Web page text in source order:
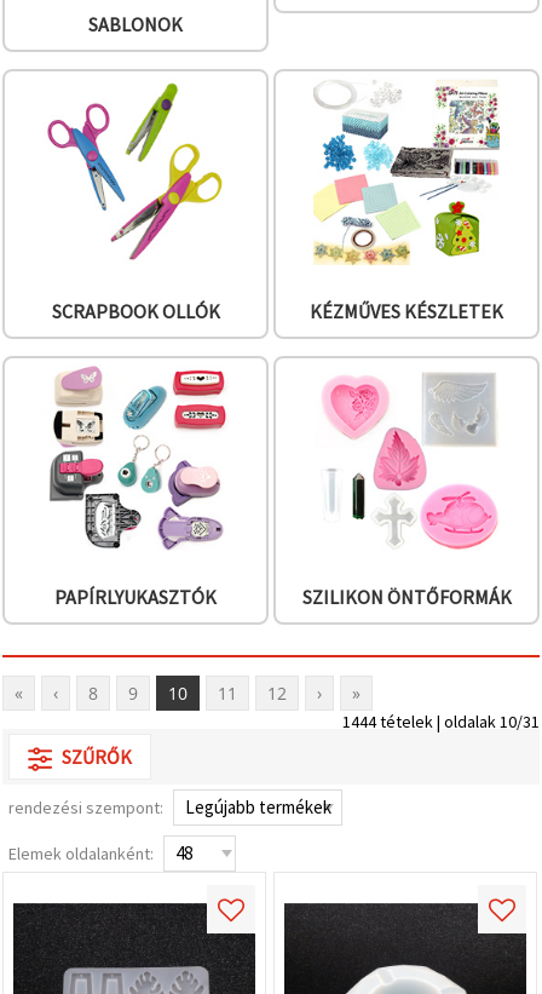
Fogadja
el
mindet
Beállítások
SABLONOK
SCRAPBOOK OLLÓK KÉZMŰVES KÉSZLETEK
PAPÍRLYUKASZTÓK SZILIKON ÖNTŐFORMÁK
« ‹ 8 9 10 11 12 › »
1444 tételek | oldalak 10/31
SZŰRŐK
rendezési szempont:
Elemek oldalanként: